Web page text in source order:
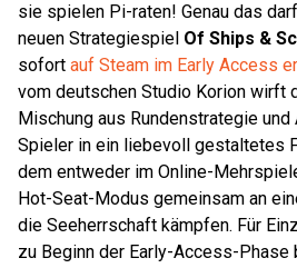
sie spielen Pi-raten! Genau das
neuen Strategiespiel Of Ships &
sofort auf Steam im Early Access
vom deutschen Studio Korion wirft
Mischung aus Rundenstrategie
Spieler in ein liebevoll gestaltetes
dem entweder im Online-
Hot-Seat-Modus gemeinsam an
die Seeherrschaft kämpfen. Für
zu Beginn der Early-Access-